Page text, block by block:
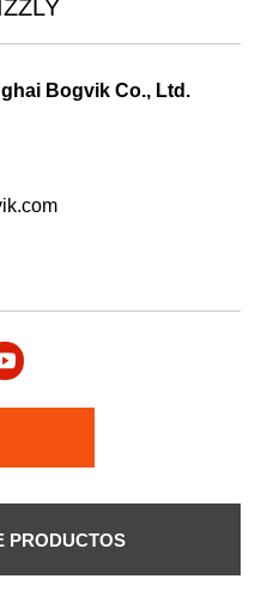
Bogvik Co., Ltd.
PRODUCTOS